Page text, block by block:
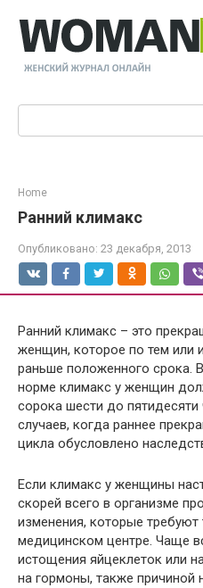
контенту
Поиск:
Home
Ранний климакс
Опубликовано: 23 декабря, 2013
Ранний климакс – это
женщин, которое по тем или
раньше положенного срока.
норме климакс у женщин
сорока шести до пятидесяти
случаев, когда раннее
цикла обусловлено
Если климакс у женщины
скорей всего в организме
изменения, которые требуют
медицинском центре. Чаще
истощения яйцеклеток или
на гормоны, также причиной